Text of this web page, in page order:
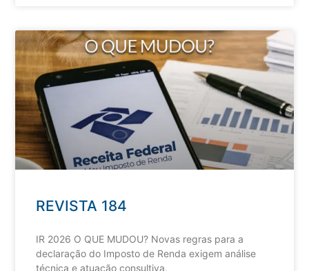
REVISTA 184
IR 2026 O QUE MUDOU? Novas regras para a
declaração do Imposto de Renda exigem análise
técnica e atuação consultiva,